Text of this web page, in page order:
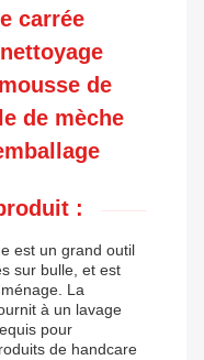
carrée
de
de mèche
:
est un grand outil
sur bulle, et est
La
à un lavage
pour
de handcare